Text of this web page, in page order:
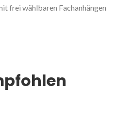
frei wählbaren Fachanhängen